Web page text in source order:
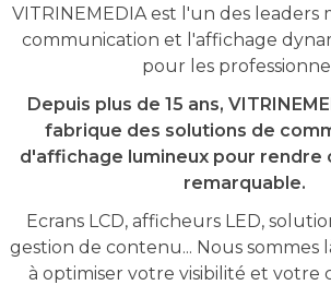
VITRINEMEDIA est l'un des leaders
communication et l'affichage
pour les
Depuis plus de 15 ans,
fabrique des solutions de
d'affichage lumineux pour rendre
remarquable.
Ecrans LCD, afficheurs LED,
gestion de contenu... Nous sommes
à optimiser votre visibilité et votre